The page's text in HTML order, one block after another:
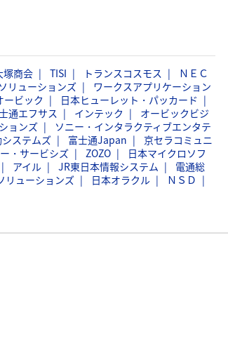
塚商会 TISI トランスコスモス
ＮＥＣ
リューションズ
ワークスアプリケーション
ービック
日本ヒューレット・パッカード
通エフサス インテック
オービックビジ
ョンズ
ソニー・インタラクティブエンタテ
ステムズ 富士通Japan
京セラコミュニ
・サービシズ ZOZO
日本マイクロソフ
アイル JR東日本情報システム
電通総
リューションズ 日本オラクル
ＮＳＤ